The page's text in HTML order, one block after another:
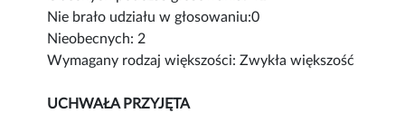
Nie brało udziału w głosowaniu:0
Nieobecnych: 2
Wymagany rodzaj większości: Zwykła większość
UCHWAŁA PRZYJĘTA